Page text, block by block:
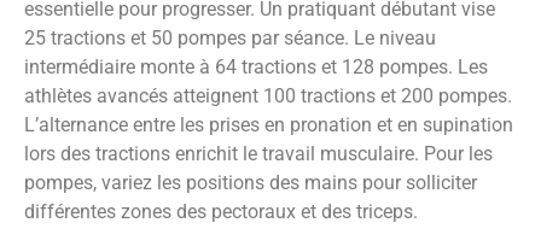
essentielle pour progresser. Un pratiquant débutant vise
25 tractions et 50 pompes par séance. Le niveau
intermédiaire monte à 64 tractions et 128 pompes. Les
athlètes avancés atteignent 100 tractions et 200 pompes.
L’alternance entre les prises en pronation et en supination
lors des tractions enrichit le travail musculaire. Pour les
pompes, variez les positions des mains pour solliciter
différentes zones des pectoraux et des triceps.